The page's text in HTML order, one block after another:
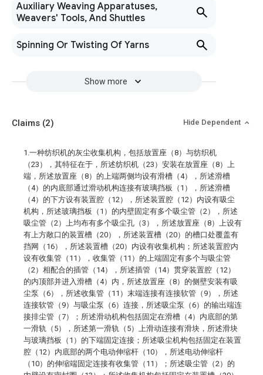
Auxiliary Weaving Apparatuses,
Weavers' Tools, And Shuttles
Spinning Or Twisting Of Yarns
Show more
Claims (2) Hide Dependent
1.一种纺织机的灰尘收集机构，包括放置座（8）与纺织机
（23），其特征在于，所述纺织机（23）安装在放置座（8）上
端，所述放置座（8）的上端两侧均设有滑槽（4），所述滑槽
（4）的内底部通过滑动机构连接有玻璃挡板（1），所述滑槽
（4）的下方设有装置腔（12），所述装置腔（12）内设有吸尘
机构，所述玻璃挡板（1）的内壁固定有多个吸尘管（2），所述
吸尘管（2）上均布有多个吸尘孔（3），所述放置座（8）上设有
有上方敞口的装置槽（20），所述装置槽（20）的槽口处覆盖有
挡网（16），所述装置槽（20）内设有收集机构；所述装置腔内
设有收集管（11），收集管（11）的上端固定有多个与吸尘管
（2）相配合的插管（14），所述插管（14）贯穿装置腔（12）
的内顶部并进入滑槽（4）内，所述放置座（8）的侧壁安装有吸
尘泵（6），所述收集管（11）末端连接有连接软管（9），所述
连接软管（9）与吸尘泵（6）连接，所述吸尘泵（6）的输出端连
接排尘管（7）；所述滑动机构包括固定在滑槽（4）内底部的第
一滑轨（5），所述第一滑轨（5）上滑动连接有滑块，所述滑块
与玻璃挡板（1）的下端固定连接；所述吸尘机构包括固定在装置
腔（12）内底部的两个电动伸缩杆（10），所述电动伸缩杆
（10）的伸缩端固定连接有收集管（11）；所述吸尘管（2）的